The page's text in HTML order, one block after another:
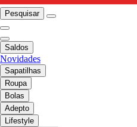
Pesquisar
Saldos
Novidades
Sapatilhas
Roupa
Bolas
Adepto
Lifestyle